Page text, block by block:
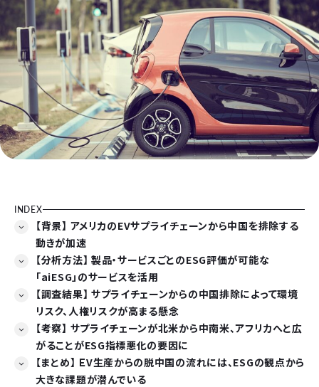
INDEX
【背景】 アメリカのEVサプライチェーンから中国を排除する
動きが加速
【分析方法】 製品・サービスごとのESG評価が可能な
「aiESG」のサービスを活用
【調査結果】 サプライチェーンからの中国排除によって環境
リスク、人権リスクが高まる懸念
【考察】 サプライチェーンが北米から中南米、アフリカへと広
がることがESG指標悪化の要因に
【まとめ】 ＥV生産からの脱中国の流れには、ESGの観点から
大きな課題が潜んでいる